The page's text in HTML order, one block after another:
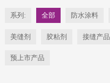
系列: 全部 防水涂料
美缝剂 胶粘剂 接缝产品
预上市产品